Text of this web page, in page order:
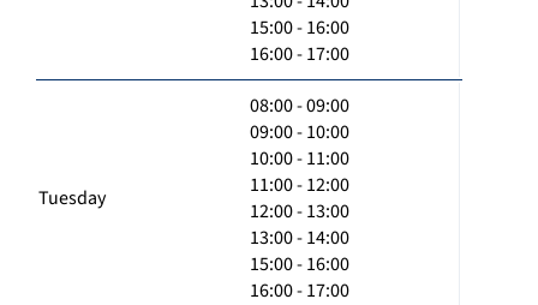
15:00 - 16:00
16:00 - 17:00
Tuesday
08:00 - 09:00
09:00 - 10:00
10:00 - 11:00
11:00 - 12:00
12:00 - 13:00
13:00 - 14:00
15:00 - 16:00
16:00 - 17:00